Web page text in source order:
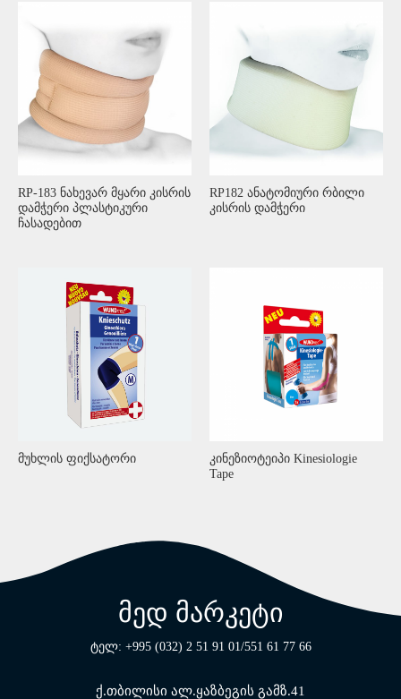
RP-183 ნახევარ მყარი კისრის
დამჭერი პლასტიკური
ჩასადებით
RP182 ანატომიური რბილი
კისრის დამჭერი
მუხლის ფიქსატორი
კინეზიოტეიპი Kinesiologie
Tape
მედ მარკეტი
ტელ: +995 (032) 2 51 91 01/551 61 77 66
ქ.თბილისი ალ.ყაზბეგის გამზ.41